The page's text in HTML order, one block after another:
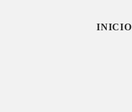
INICIO